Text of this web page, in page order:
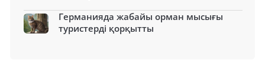
Германияда жабайы орман мысығы
туристерді қорқытты